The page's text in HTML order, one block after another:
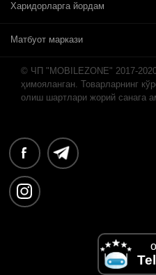
Харидорларга йордам
Матбуот маркази
© ЧП "MOBILEZONE" 2017-
ҳимояланган. Товарларнинг
олиш шартлари жорий санага